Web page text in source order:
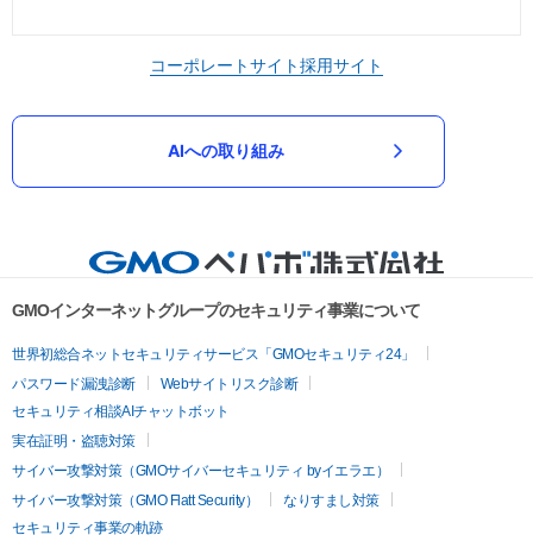
コーポレートサイト採用サイト
AIへの取り組み
GMOインターネットグループのセキュリティ事業について
世界初総合ネットセキュリティサービス「GMOセキュリティ24」
パスワード漏洩診断
Webサイトリスク診断
セキュリティ相談AIチャットボット
実在証明・盗聴対策
サイバー攻撃対策（GMOサイバーセキュリティ byイエラエ）
サイバー攻撃対策（GMO Flatt Security）
なりすまし対策
セキュリティ事業の軌跡